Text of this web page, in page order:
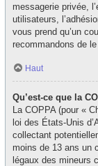
messagerie privée,
utilisateurs,
vous prend qu’un
recommandons de le
Haut
Qu’est-ce que la
La COPPA (pour «
loi des États-Unis
collectant
moins de 13 ans un
légaux des mineurs